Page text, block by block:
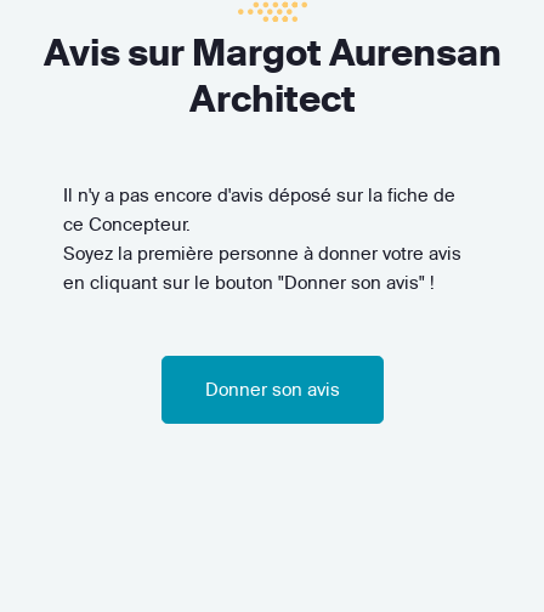
Avis sur Margot Aurensan
Architect
Il n'y a pas encore d'avis déposé sur la fiche de
ce Concepteur.
Soyez la première personne à donner votre avis
en cliquant sur le bouton "Donner son avis" !
Donner son avis